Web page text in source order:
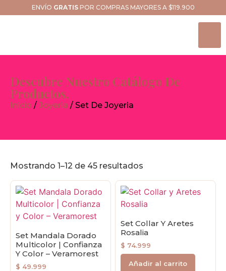
ENVÍO GRATISPOR COMPRAS MAYORES A $119.900
Descubre Nuestro Catálogo De
Productos.
Inicio / Joyeria / Set De Joyeria
Mostrando 1–12 de 45 resultados
Set Mandala Dorado
Multicolor | Confianza
Y Color – Veramorest
$ 49.999
Set Collar Y Aretes
Rosalia
$ 74.999
Añadir al carrito